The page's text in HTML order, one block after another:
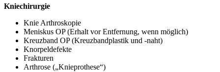
Kniechirurgie
Knie Arthroskopie
Meniskus OP (Erhalt vor Entfernung, wenn möglich)
Kreuzband OP (Kreuzbandplastik und -naht)
Knorpeldefekte
Frakturen
Arthrose („Knieprothese“)